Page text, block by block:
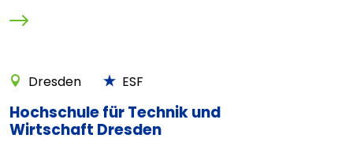
Dresden ESF
Hochschule für Technik und
Wirtschaft Dresden